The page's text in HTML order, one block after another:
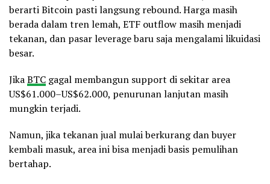
berarti Bitcoin pasti langsung rebound. Harga masih
berada dalam tren lemah, ETF outflow masih menjadi
tekanan, dan pasar leverage baru saja mengalami likuidasi
besar.
JikaBTC gagal membangun support di sekitar area
US$61.000–US$62.000, penurunan lanjutan masih
mungkin terjadi.
Namun, jika tekanan jual mulai berkurang dan buyer
kembali masuk, area ini bisa menjadi basis pemulihan
bertahap.